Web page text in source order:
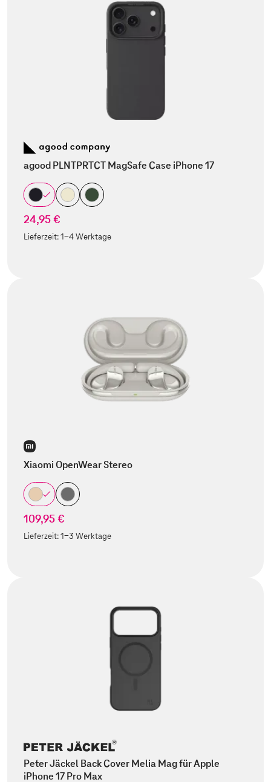
agood PLNTPRTCT MagSafe Case iPhone 17
24,95 €
Lieferzeit:1-4 Werktage
Xiaomi OpenWear Stereo
109,95 €
Lieferzeit:1-3 Werktage
Peter Jäckel Back Cover Melia Mag für Apple
iPhone 17 Pro Max